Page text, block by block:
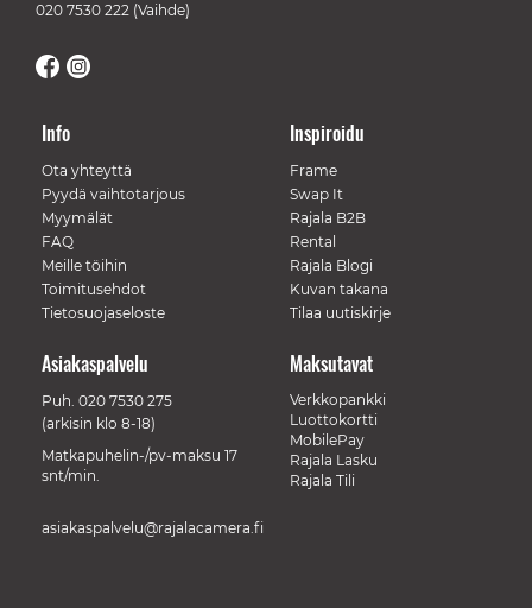
020 7530 222 (Vaihde)
Info
Ota yhteyttä
Pyydä vaihtotarjous
Myymälät
FAQ
Meille töihin
Toimitusehdot
Tietosuojaseloste
Inspiroidu
Frame
Swap It
Rajala B2B
Rental
Rajala Blogi
Kuvan takana
Tilaa uutiskirje
Maksutavat
Verkkopankki
Luottokortti
MobilePay
Rajala Lasku
Rajala Tili
Asiakaspalvelu
Puh. 020 7530 275
(arkisin klo 8-18)
Matkapuhelin-/pv-maksu 17
snt/min.
asiakaspalvelu@rajalacamera.fi